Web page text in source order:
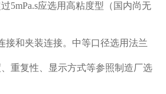
5mPa.s应选用高粘度型（国内尚无
接和夹装连接。中等口径选用法兰
重复性、显示方式等参照制造厂选